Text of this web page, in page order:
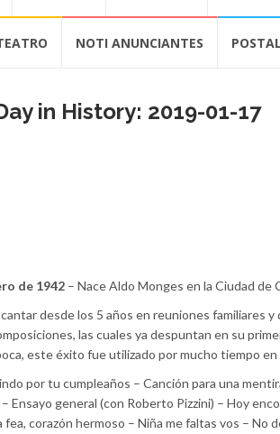
NOTI ANUNCIANTES
in History: 2019-01-17
de 1942 – Nace Aldo Monges en la Ciudad
cantar desde los 5 años en reuniones familiares
las cuales ya despuntan en su
este éxito fue utilizado por mucho tiempo
por tu cumpleaños – Canción para una
Ensayo general (con Roberto Pizzini) – Hoy
fea, corazón hermoso – Niña me faltas vos – No